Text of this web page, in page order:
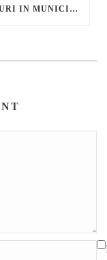
EFICIENTIZARE ENERGETICA BLOCURI IN MUNICIPIUL PLOIESTI – LOT 4